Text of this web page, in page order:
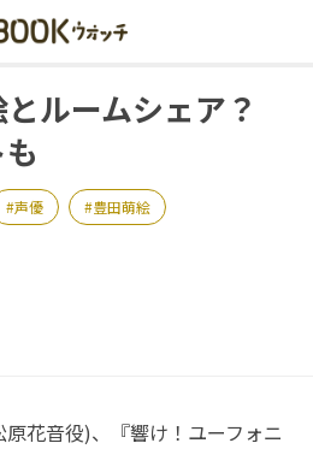
とルームシェア？
声優 豊田萌絵
花音役)、『響け！ユーフォニ